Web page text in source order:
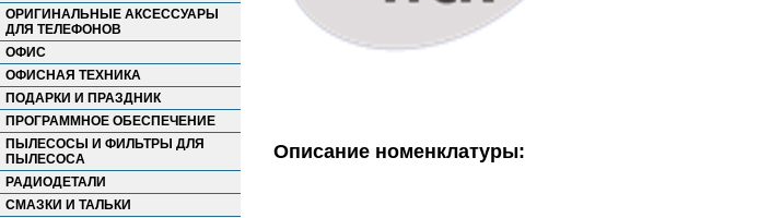
ОРИГИНАЛЬНЫЕ АКСЕССУАРЫ
ДЛЯ ТЕЛЕФОНОВ
ОФИС
ОФИСНАЯ ТЕХНИКА
ПОДАРКИ И ПРАЗДНИК
ПРОГРАММНОЕ ОБЕСПЕЧЕНИЕ
ПЫЛЕСОСЫ И ФИЛЬТРЫ ДЛЯ
ПЫЛЕСОСА
РАДИОДЕТАЛИ
СМАЗКИ И ТАЛЬКИ
Описание номенклатуры: